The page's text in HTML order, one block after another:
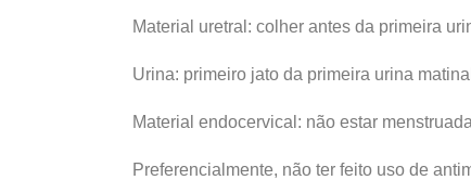
Material uretral: colher antes da primeira
Urina: primeiro jato da primeira urina
Material endocervical: não estar
Preferencialmente, não ter feito uso de